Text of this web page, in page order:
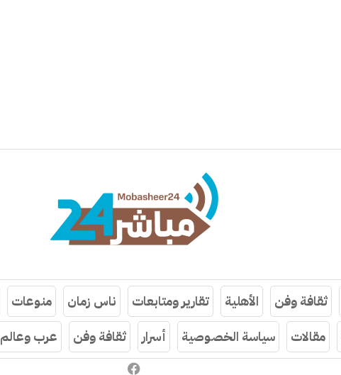
ثقافة وفن الأهلية تقارير ومتابعات ناس زمان منوعات
مقالات سياسة الخصوصية أسرار ثقافة وفن عرب وعالم
فيسبوك